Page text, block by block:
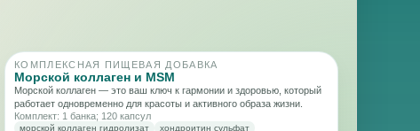
КОМПЛЕКСНАЯ ПИЩЕВАЯ ДОБАВКА
Морской коллаген и MSM
Морской коллаген — это ваш ключ к гармонии и здоровью, который
работает одновременно для красоты и активного образа жизни.
Комплект: 1 банка; 120 капсул
морской коллаген гидролизат хондроитин сульфат